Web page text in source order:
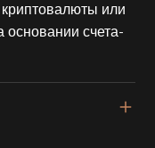
или
основании счета-